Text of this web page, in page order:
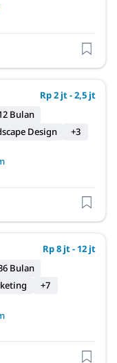
Rp 2 jt - 2,5 jt
Bulan
Design +3
Rp 8 jt - 12 jt
Bulan
+7